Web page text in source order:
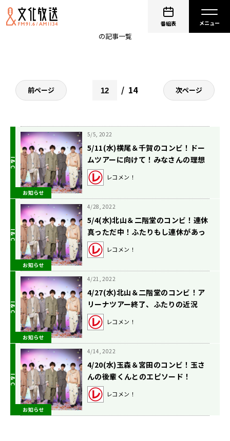
番組表
の記事一覧
前ページ 14 次ページ
お知らせ
5/5, 2022
5/11(水)横尾＆千賀のコンビ！ドー
ムツアーに向けて！みなさんの理想
のセトリは？
レコメン！
お知らせ
4/28, 2022
5/4(水)北山＆二階堂のコンビ！連休
真っただ中！ふたりもし連休があっ
たら？
レコメン！
お知らせ
4/21, 2022
4/27(水)北山＆二階堂のコンビ！ア
リーナツアー終了、ふたりの近況
は？
レコメン！
お知らせ
4/14, 2022
4/20(水)玉森＆宮田のコンビ！玉さ
んの後輩くんとのエピソード！
レコメン！